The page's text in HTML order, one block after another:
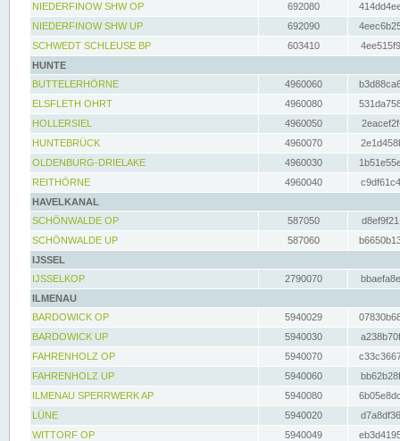
NIEDERFINOW SHW OP
692080
NIEDERFINOW SHW UP
692090
SCHWEDT SCHLEUSE BP
603410
HUNTE
BUTTELERHÖRNE
4960060
ELSFLETH OHRT
4960080
HOLLERSIEL
4960050
HUNTEBRÜCK
4960070
OLDENBURG-DRIELAKE
4960030
REITHÖRNE
4960040
HAVELKANAL
SCHÖNWALDE OP
587050
SCHÖNWALDE UP
587060
IJSSEL
IJSSELKOP
2790070
ILMENAU
BARDOWICK OP
5940029
BARDOWICK UP
5940030
FAHRENHOLZ OP
5940070
FAHRENHOLZ UP
5940060
ILMENAU SPERRWERK AP
5940080
LÜNE
5940020
WITTORF OP
5940049